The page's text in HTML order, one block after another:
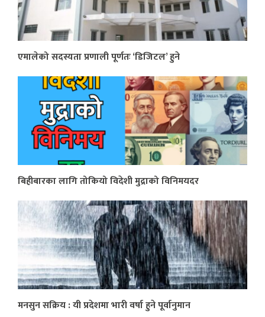
एमालेको सदस्यता प्रणाली पूर्णतः ‘डिजिटल’ हुने
बिहीबारका लागि तोकियो विदेशी मुद्राको विनिमयदर
मनसुन सक्रिय : यी प्रदेशमा भारी वर्षा हुने पूर्वानुमान